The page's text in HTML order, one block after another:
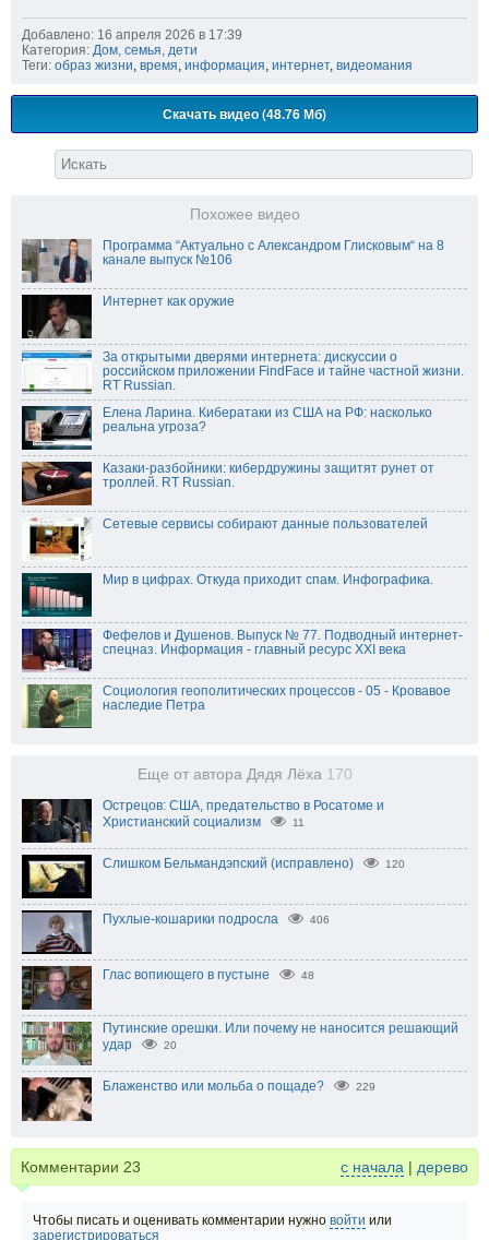
Добавлено: 16 апреля 2026 в 17:39
Категория: Дом, семья, дети
Теги: образ жизни, время, информация, интернет, видеомания
Скачать видео (48.76 Мб)
Похожее видео
Программа “Актуально с Александром Глисковым“ на 8
канале выпуск №106
Интернет как оружие
За открытыми дверями интернета: дискуссии о
российском приложении FindFace и тайне частной жизни.
RT Russian.
Елена Ларина. Кибератаки из США на РФ: насколько
реальна угроза?
Казаки-разбойники: кибердружины защитят рунет от
троллей. RT Russian.
Cетевые сервисы собирают данные пользователей
Мир в цифрах. Откуда приходит спам. Инфографика.
Фефелов и Душенов. Выпуск № 77. Подводный интернет-
спецназ. Информация - главный ресурс XXI века
Социология геополитических процессов - 05 - Кровавое
наследие Петра
Еще от автора Дядя Лёха 170
Острецов: США, предательство в Росатоме и
Христианский социализм
11
Слишком Бельмандэпский (исправлено) 120
Пухлые-кошарики подросла 406
Глас вопиющего в пустыне 48
Путинские орешки. Или почему не наносится решающий
удар
20
Блаженство или мольба о пощаде? 229
Комментарии 23 с начала | дерево
Чтобы писать и оценивать комментарии нужно войти или
зарегистрироваться